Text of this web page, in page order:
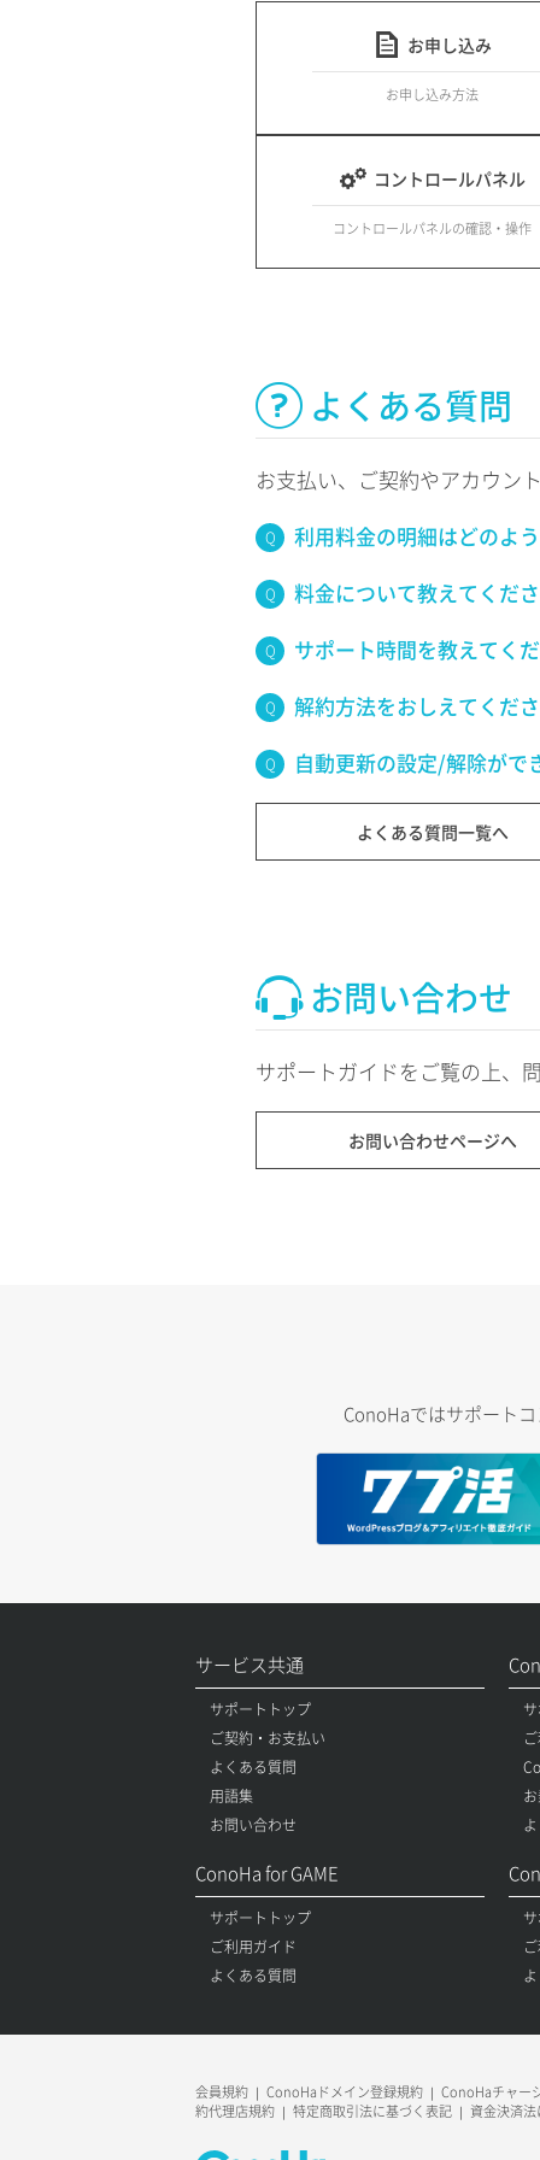
お申し込み
お申し込み方法
コントロールパネル
コントロールパネルの確認・操作
よくある質問
お支払い、ご契約やアカウン
利用料金の明細はどのよ
料金について教えてくだ
サポート時間を教えてく
解約方法をおしえてくだ
自動更新の設定/解除がで
よくある質問一覧へ
お問い合わせ
サポートガイドをご覧の上、
お問い合わせページへ
ConoHaではサポート
サービス共通
サポートトップ
ご契約・お支払い
よくある質問
用語集
お問い合わせ
ConoHa for GAME
サポートトップ
ご利用ガイド
よくある質問
会員規約 ConoHaドメイン登録規約
ConoHaチャー
約代理店規約
特定商取引法に基づく表記 資金決済